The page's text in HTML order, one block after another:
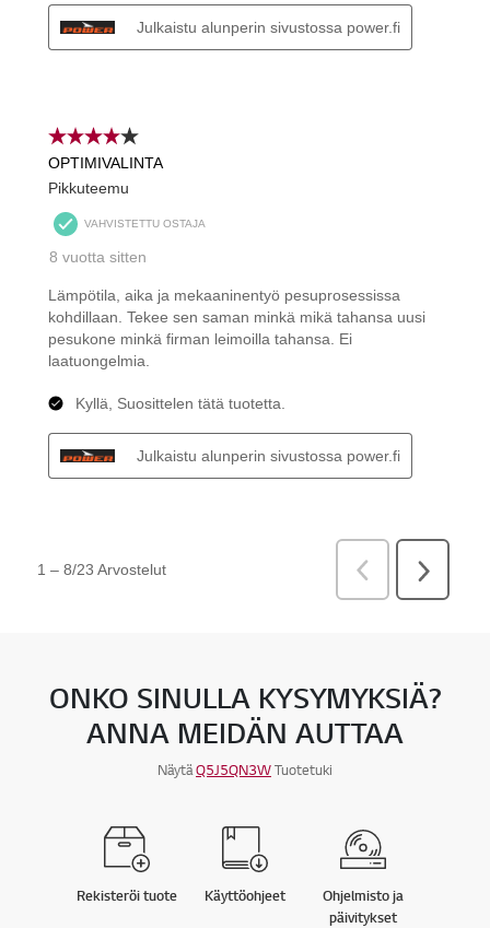
ONKO SINULLA KYSYMYKSIÄ?
ANNA MEIDÄN AUTTAA
NäytäQ5J5QN3WTuotetuki
Rekisteröi tuote Käyttöohjeet
Ohjelmisto ja
päivitykset